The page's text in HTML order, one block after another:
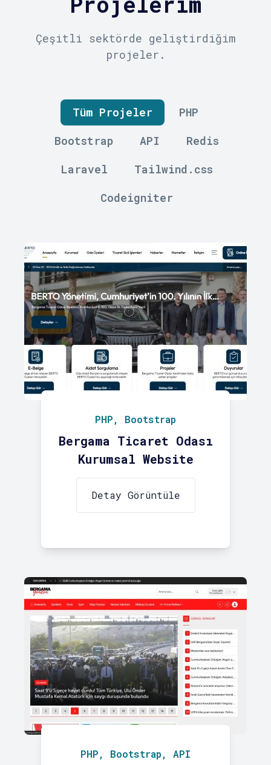
Çeşitli sektörde geliştirdiğim
projeler.
Tüm Projeler
PHP
Bootstrap
API
Redis
Laravel
Tailwind.css
Codeigniter
PHP, Bootstrap
Bergama Ticaret Odası
Kurumsal Website
Detay Görüntüle
PHP, Bootstrap, API